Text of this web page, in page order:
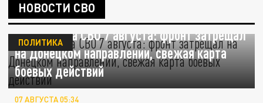
НОВОСТИ СВО
Ситуация на СВО 7 августа: фронт затрещал
на Донецком направлении, свежая карта
боевых действий
ПОЛИТИКА
07 АВГУСТА 05:34